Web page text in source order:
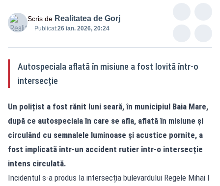
Scris de Realitatea de Gorj
Publicat:26 ian. 2026, 20:24
Autospeciala aflată în misiune a fost lovită într-o
intersecție
Un polițist a fost rănit luni seară, în municipiul Baia Mare,
după ce autospeciala în care se afla, aflată în misiune și
circulând cu semnalele luminoase și acustice pornite, a
fost implicată într-un accident rutier într-o intersecție
intens circulată.
Incidentul s-a produs la intersecția bulevardului Regele Mihai I